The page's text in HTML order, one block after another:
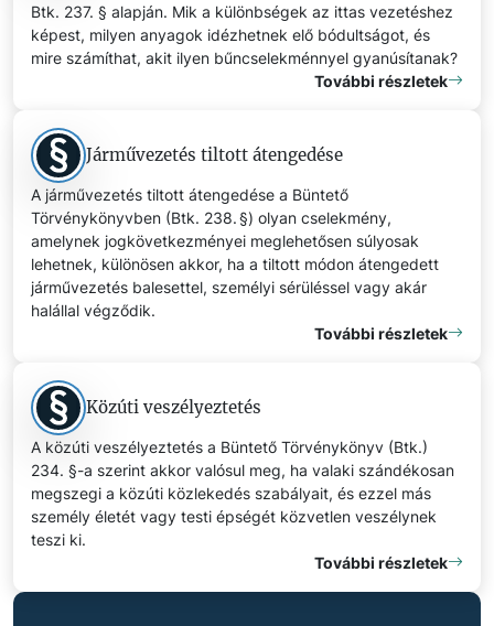
Btk. 237. § alapján. Mik a különbségek az ittas vezetéshez
képest, milyen anyagok idézhetnek elő bódultságot, és
mire számíthat, akit ilyen bűncselekménnyel gyanúsítanak?
További részletek
Járművezetés tiltott átengedése
A járművezetés tiltott átengedése a Büntető
Törvénykönyvben (Btk. 238. §) olyan cselekmény,
amelynek jogkövetkezményei meglehetősen súlyosak
lehetnek, különösen akkor, ha a tiltott módon átengedett
járművezetés balesettel, személyi sérüléssel vagy akár
halállal végződik.
További részletek
Közúti veszélyeztetés
A közúti veszélyeztetés a Büntető Törvénykönyv (Btk.)
234. §-a szerint akkor valósul meg, ha valaki szándékosan
megszegi a közúti közlekedés szabályait, és ezzel más
személy életét vagy testi épségét közvetlen veszélynek
teszi ki.
További részletek